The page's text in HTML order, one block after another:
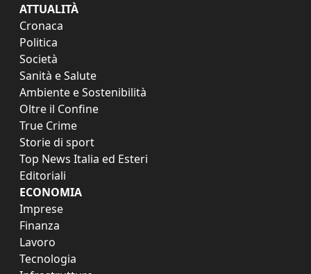
ATTUALITÀ
Cronaca
Politica
Società
Sanità e Salute
Ambiente e Sostenibilità
Oltre il Confine
True Crime
Storie di sport
Top News Italia ed Esteri
Editoriali
ECONOMIA
Imprese
Finanza
Lavoro
Tecnologia